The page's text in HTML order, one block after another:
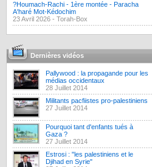
?Houmach-Rachi - 1ère montée - Paracha
A'haré Mot-Kédochim
23 Avril 2026 - Torah-Box
Dernières vidéos
Pallywood : la propagande pour les
médias occidentaux
28 Juillet 2014
Militants pacfiistes pro-palestiniens
27 Juillet 2014
Pourquoi tant d'enfants tués à
Gaza ?
27 Juillet 2014
Estrosi : "les palestiniens et le
Djihad en Syrie"